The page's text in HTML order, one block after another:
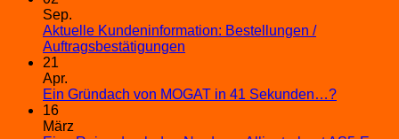
Sep.
Aktuelle Kundeninformation: Bestellungen /
Auftragsbestätigungen
21
Apr.
Ein Gründach von MOGAT in 41 Sekunden…?
16
März